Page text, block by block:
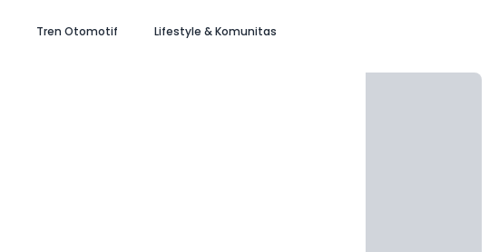
Tren Otomotif Lifestyle & Komunitas